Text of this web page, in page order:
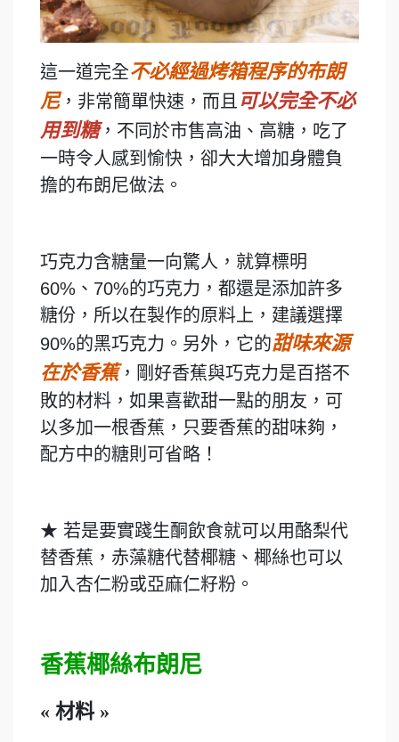
這一道完全不必經過烤箱程序的布朗
尼，非常簡單快速，而且 可以完全不必
用到糖，不同於市售高油、高糖，吃了
一時令人感到愉快，卻大大增加身體負
擔的布朗尼做法。
巧克力含糖量一向驚人，就算標明
60%、70%的巧克力，都還是添加許多
糖份，所以在製作的原料上，建議選擇
90%的黑巧克力。另外，它的甜味來源
在於香蕉，剛好香蕉與巧克力是百搭不
敗的材料，如果喜歡甜一點的朋友，可
以多加一根香蕉，只要香蕉的甜味夠，
配方中的糖則可省略！
★ 若是要實踐生酮飲食就可以用酪梨代
替香蕉，赤藻糖代替椰糖、椰絲也可以
加入杏仁粉或亞麻仁籽粉。
香蕉椰絲布朗尼
« 材料 »